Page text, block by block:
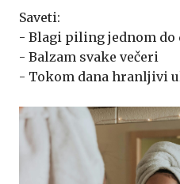
Saveti:
- Blagi piling jednom do
- Balzam svake večeri
- Tokom dana hranljivi